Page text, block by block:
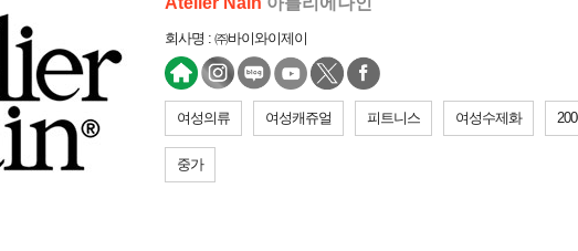
회사명 : ㈜바이와이제이
여성의류 여성캐쥬얼 피트니스 여성수제화
중가